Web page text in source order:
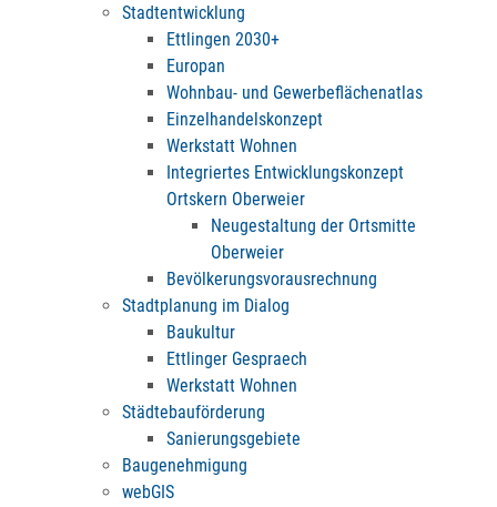
Stadtentwicklung
Ettlingen 2030+
Europan
Wohnbau- und Gewerbeflächenatlas
Einzelhandelskonzept
Werkstatt Wohnen
Integriertes Entwicklungskonzept
Ortskern Oberweier
Neugestaltung der Ortsmitte
Oberweier
Bevölkerungsvorausrechnung
Stadtplanung im Dialog
Baukultur
Ettlinger Gespraech
Werkstatt Wohnen
Städtebauförderung
Sanierungsgebiete
Baugenehmigung
webGIS